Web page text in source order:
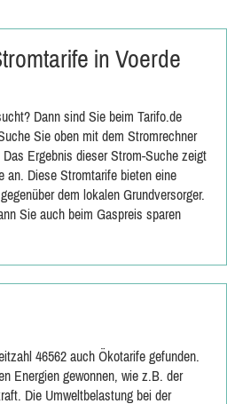
in Voerde
Dann sind Sie beim Tarifo.de
Sie oben mit dem Stromrechner
Ergebnis dieser Strom-Suche zeigt
an. Diese Stromtarife bieten eine
dem lokalen Grundversorger.
Sie auch beim Gaspreis sparen
46562 auch Ökotarife gefunden.
Energien gewonnen, wie z.B. der
Die Umweltbelastung bei der